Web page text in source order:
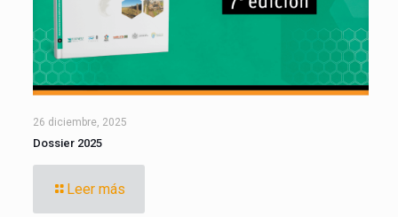
26 diciembre, 2025
Dossier 2025
Leer más